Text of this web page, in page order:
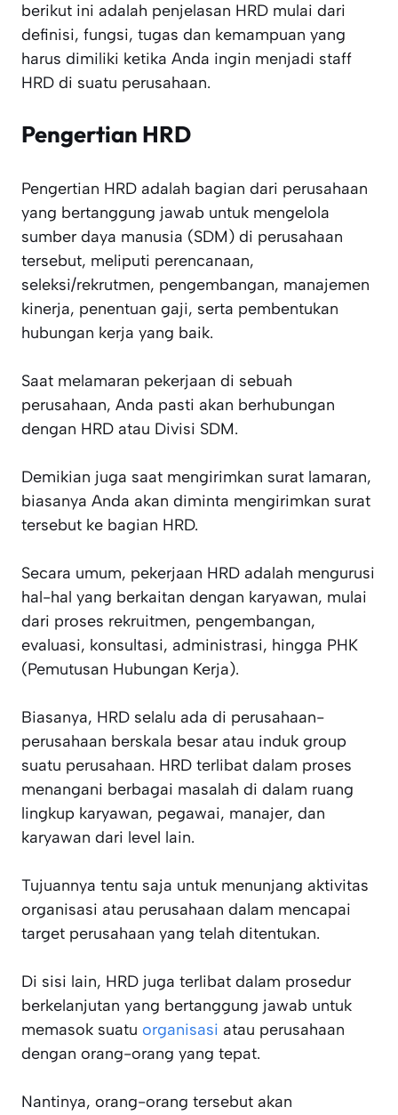
berikut ini adalah penjelasan HRD mulai dari
definisi, fungsi, tugas dan kemampuan yang
harus dimiliki ketika Anda ingin menjadi staff
HRD di suatu perusahaan.
Pengertian HRD
Pengertian HRD adalah bagian dari perusahaan
yang bertanggung jawab untuk mengelola
sumber daya manusia (SDM) di perusahaan
tersebut, meliputi perencanaan,
seleksi/rekrutmen, pengembangan, manajemen
kinerja, penentuan gaji, serta pembentukan
hubungan kerja yang baik.
Saat melamaran pekerjaan di sebuah
perusahaan, Anda pasti akan berhubungan
dengan HRD atau Divisi SDM.
Demikian juga saat mengirimkan surat lamaran,
biasanya Anda akan diminta mengirimkan surat
tersebut ke bagian HRD.
Secara umum, pekerjaan HRD adalah mengurusi
hal-hal yang berkaitan dengan karyawan, mulai
dari proses rekruitmen, pengembangan,
evaluasi, konsultasi, administrasi, hingga PHK
(Pemutusan Hubungan Kerja).
Biasanya, HRD selalu ada di perusahaan-
perusahaan berskala besar atau induk group
suatu perusahaan. HRD terlibat dalam proses
menangani berbagai masalah di dalam ruang
lingkup karyawan, pegawai, manajer, dan
karyawan dari level lain.
Tujuannya tentu saja untuk menunjang aktivitas
organisasi atau perusahaan dalam mencapai
target perusahaan yang telah ditentukan.
Di sisi lain, HRD juga terlibat dalam prosedur
berkelanjutan yang bertanggung jawab untuk
memasok suatu organisasi atau perusahaan
dengan orang-orang yang tepat.
Nantinya, orang-orang tersebut akan